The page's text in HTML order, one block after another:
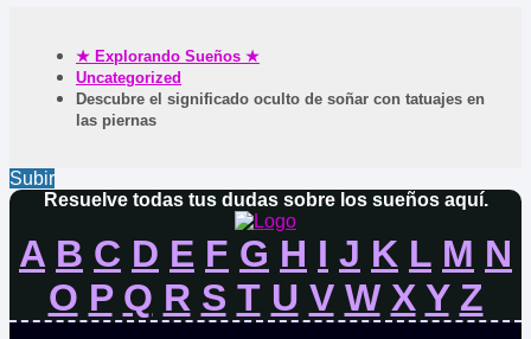
★ Explorando Sueños ★
Uncategorized
Descubre el significado oculto de soñar con tatuajes en
las piernas
Subir
Resuelve todas tus dudas sobre los sueños aquí.
A B C D E F G H I J K L M N
O P Q R S T U V W X Y Z